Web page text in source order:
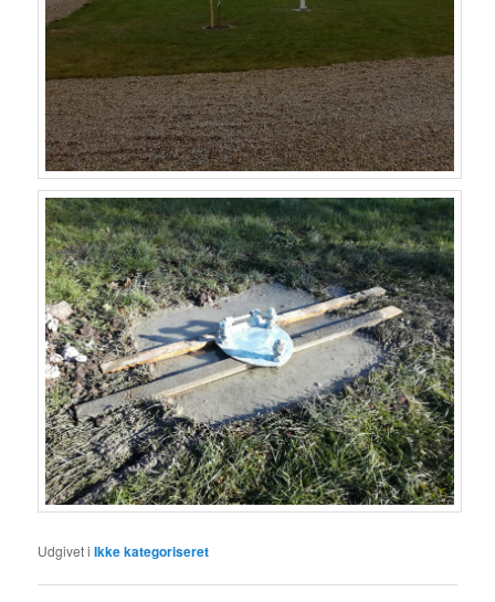
Udgivet i Ikke kategoriseret